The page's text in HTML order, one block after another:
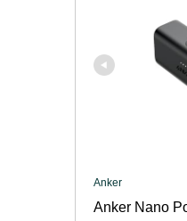
Anker
Anker Nano